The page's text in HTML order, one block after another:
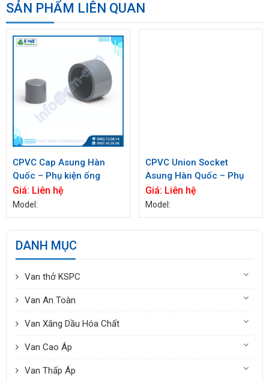
SẢN PHẨM LIÊN QUAN
CPVC Cap Asung Hàn
Quốc – Phụ kiện ống
CPVC chất lượng cao
Giá: Liên hệ
Model:
CPVC Union Socket
Asung Hàn Quốc – Phụ
kiện ống CPVC chất lượng
cao
Giá: Liên hệ
Model:
DANH MỤC
Van thở KSPC
Van An Toàn
Van Xăng Dầu Hóa Chất
Van Cao Áp
Van Thấp Áp